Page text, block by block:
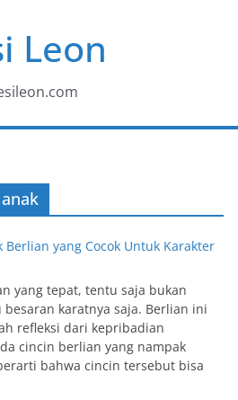
Leon
yang Cocok Untuk Karakter
yang tepat, tentu saja bukan
karatnya saja. Berlian ini
refleksi dari kepribadian
cincin berlian yang nampak
bahwa cincin tersebut bisa